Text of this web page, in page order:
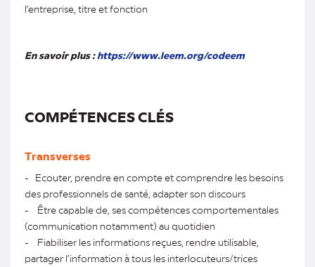
l’entreprise, titre et fonction
En savoir plus :https://www.leem.org/codeem
COMPÉTENCES CLÉS
Transverses
- Ecouter, prendre en compte et comprendre les besoins
des professionnels de santé, adapter son discours
- Être capable de, ses compétences comportementales
(communication notamment) au quotidien
- Fiabiliser les informations reçues, rendre utilisable,
partager l’information à tous les interlocuteurs/trices